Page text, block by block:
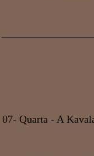
07- Quarta - A